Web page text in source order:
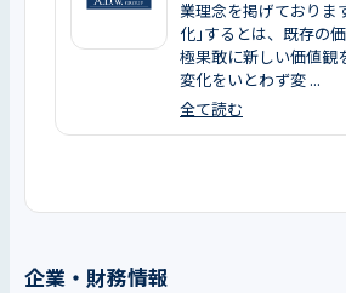
業理念を掲げておりま
化｣するとは、既存の
極果敢に新しい価値観
変化をいとわず変 ...
全て読む
企業・財務情報